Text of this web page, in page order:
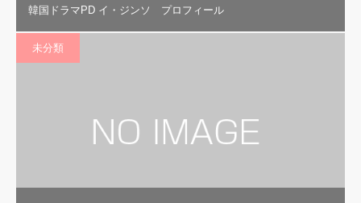
韓国ドラマPD イ・ジンソ プロフィール
未分類